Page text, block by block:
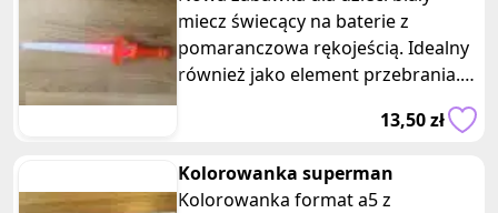
miecz świecący na baterie z
pomaranczowa rękojeścią. Idealny
również jako element przebrania.
Wymiary: 40 x 8 x 3 cm. Posiadam
13,50 zł
Kolorowanka superman
Kolorowanka format a5 z